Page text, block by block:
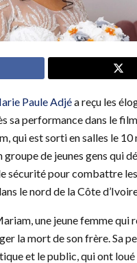
Paule Adjéa reçu les
sa performance dans le film
qui est sorti en salles le
groupe de jeunes gens qui
sécurité pour combattre
le nord de la Côte
une jeune femme qui
la mort de son frère. Sa
et le public, qui ont